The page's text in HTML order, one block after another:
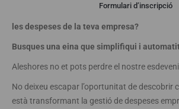
Formulari d’inscripció
Estàs cansat dels processos manuals i
les despeses de la teva empresa?
Busques una eina que simplifiqui i
Aleshores no et pots perdre el nostre
No deixeu escapar l’oportunitat de descobrir
està transformant la gestió de despeses